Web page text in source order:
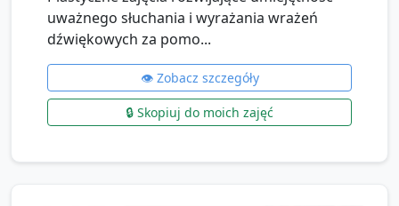
uważnego słuchania i wyrażania wrażeń
dźwiękowych za pomo...
👁️ Zobacz szczegóły
🔒 Skopiuj do moich zajęć